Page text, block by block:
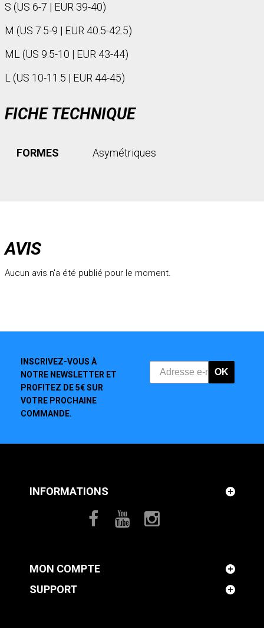
S (US 6-7 | EUR 39-40)
M (US 7.5-9 | EUR 40.5-42.5)
ML (US 9.5-10 | EUR 43-44)
L (US 10-11.5 | EUR 44-45)
FICHE TECHNIQUE
FORMES Asymétriques
AVIS
Aucun avis n'a été publié pour le moment.
INSCRIVEZ-VOUS À
NOTRE NEWSLETTER ET
PROFITEZ DE 5€ SUR
VOTRE PROCHAINE
COMMANDE.
OK
INFORMATIONS
MON COMPTE
SUPPORT